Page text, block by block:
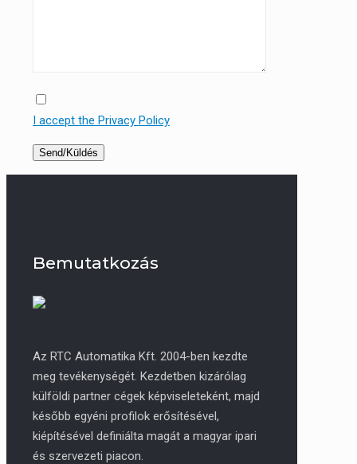
I accept the Privacy Policy
Bemutatkozás
Az RTC Automatika Kft. 2004-ben kezdte
meg tevékenységét. Kezdetben kizárólag
külföldi partner cégek képviseleteként, majd
később egyéni profilok erősítésével,
kiépítésével definiálta magát a magyar ipari
és szervezeti piacon.